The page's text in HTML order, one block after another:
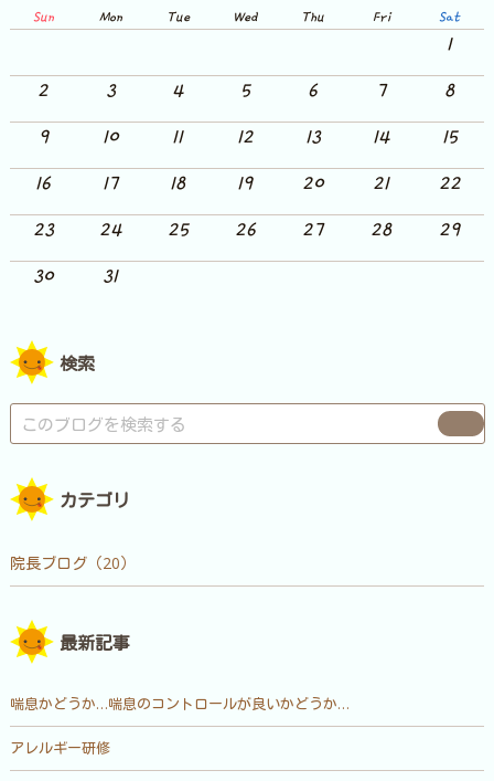
Sun Mon Tue Wed Thu Fri Sat
1
2
3 4 5 6 7
8
9
10 11 12 13 14
15
16
17 18 19 20 21
22
23
24 25 26 27 28
29
30
31
検索
カテゴリ
院長ブログ（20）
最新記事
喘息かどうか…喘息のコントロールが良いかどうか…
アレルギー研修